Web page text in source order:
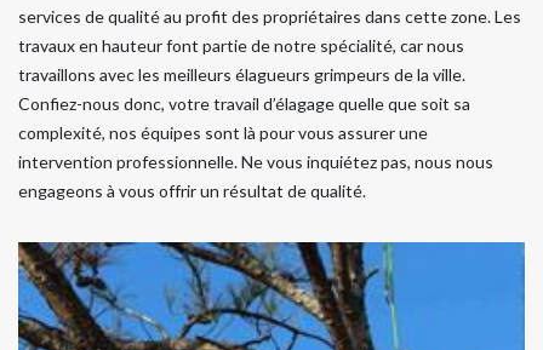
services de qualité au profit des propriétaires dans cette zone. Les
travaux en hauteur font partie de notre spécialité, car nous
travaillons avec les meilleurs élagueurs grimpeurs de la ville.
Confiez-nous donc, votre travail d’élagage quelle que soit sa
complexité, nos équipes sont là pour vous assurer une
intervention professionnelle. Ne vous inquiétez pas, nous nous
engageons à vous offrir un résultat de qualité.